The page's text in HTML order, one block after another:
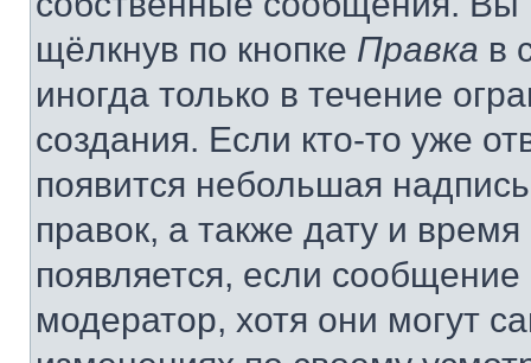
щёлкнув по кнопке Правка в
иногда только в течение
создания. Если кто-то уже
появится небольшая
правок, а также дату и
появляется, если
модератор, хотя они могут